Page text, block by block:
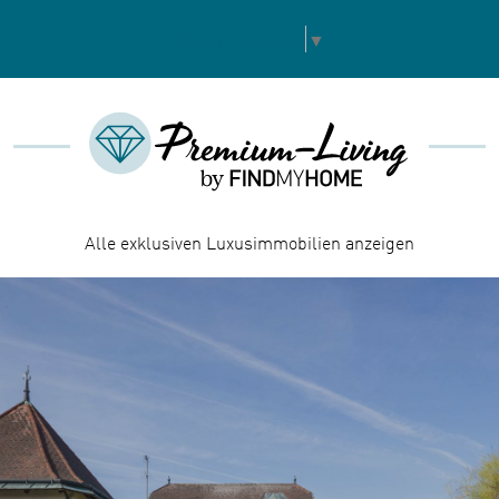
▼
Alle exklusiven Luxusimmobilien anzeigen